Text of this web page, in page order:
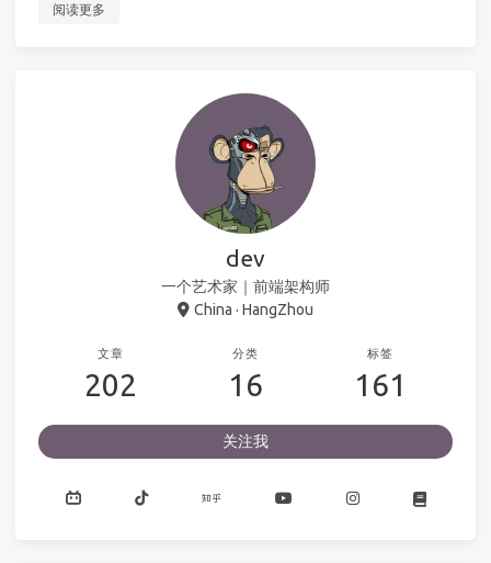
阅读更多
dev
一个艺术家｜前端架构师
China · HangZhou
文章
202
分类
16
标签
161
关注我